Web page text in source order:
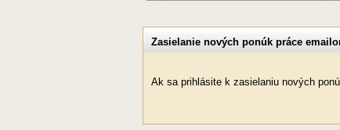
Zasielanie nových ponúk práce
Ak sa prihlásite k zasielaniu nových